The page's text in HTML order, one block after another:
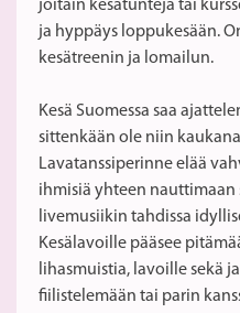
joitain kesätunteja tai
ja hyppäys loppukesään.
kesätreenin ja lomailun.
Kesä Suomessa saa
sittenkään ole niin
Lavatanssiperinne elää
ihmisiä yhteen nauttimaan
livemusiikin tahdissa
Kesälavoille pääsee
lihasmuistia, lavoille sekä
fiilistelemään tai parin